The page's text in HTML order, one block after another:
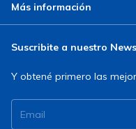
Más información
Suscribite a nuestro
Y obtené primero las